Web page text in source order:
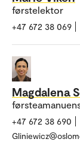
førstelektor
+47 672 38 069
Magdalena
+47 672 38 690